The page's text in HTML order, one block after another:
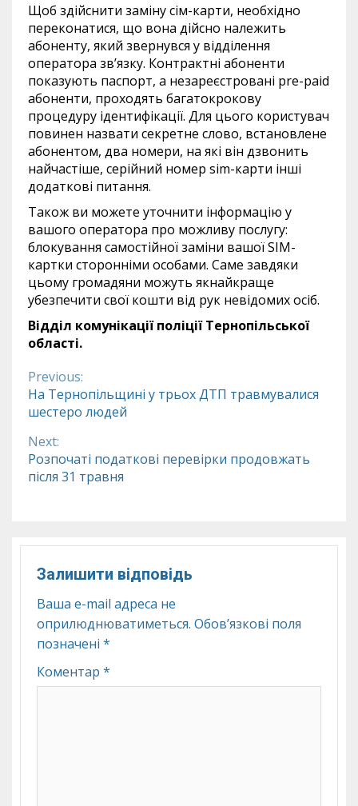
Щоб здійснити заміну сім-карти, необхідно
переконатися, що вона дійсно належить
абоненту, який звернувся у відділення
оператора зв’язку. Контрактні абоненти
показують паспорт, а незареєстровані pre-paid
абоненти, проходять багатокрокову
процедуру ідентифікації. Для цього користувач
повинен назвати секретне слово, встановлене
абонентом, два номери, на які він дзвонить
найчастіше, серійний номер sim-карти інші
додаткові питання.
Також ви можете уточнити інформацію у
вашого оператора про можливу послугу:
блокування самостійної заміни вашої SIM-
картки сторонніми особами. Саме завдяки
цьому громадяни можуть якнайкраще
убезпечити свої кошти від рук невідомих осіб.
Відділ комунікації поліції Тернопільської
області.
Continue
Reading
Previous:
На Тернопільщині у трьох ДТП травмувалися
шестеро людей
Next:
Розпочаті податкові перевірки продовжать
після 31 травня
Залишити відповідь
Ваша e-mail адреса не
оприлюднюватиметься. Обов’язкові поля
позначені *
Коментар *